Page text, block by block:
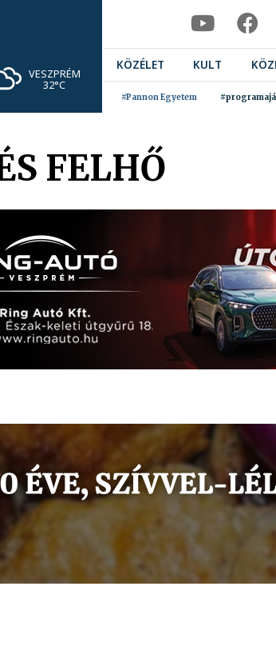
VESZPRÉM
32°C
KÖZÉLET KULT
#Pannon Egyetem
FELHŐ